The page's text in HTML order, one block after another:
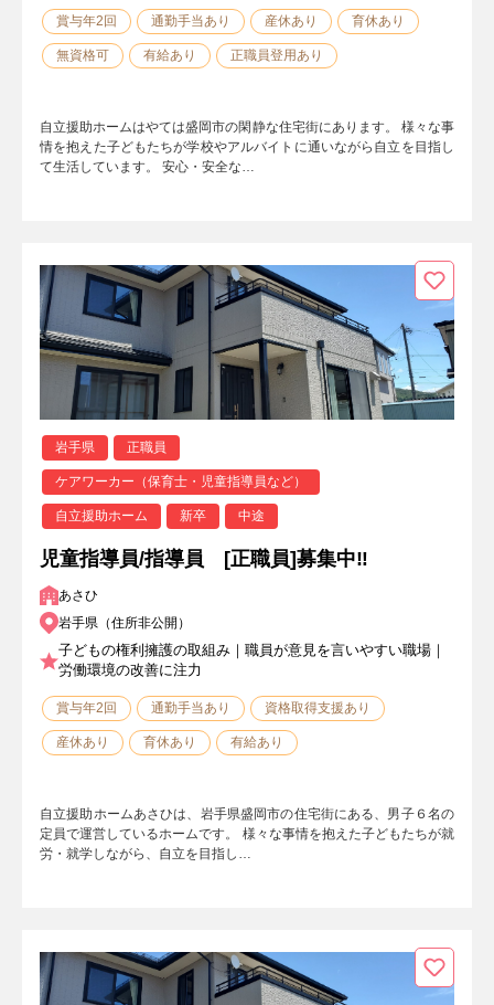
賞与年2回 通勤手当あり 産休あり 育休あり
無資格可 有給あり 正職員登用あり
自立援助ホームはやては盛岡市の閑静な住宅街にあります。 様々な事
情を抱えた子どもたちが学校やアルバイトに通いながら自立を目指し
て生活しています。 安心・安全な…
岩手県 正職員
ケアワーカー（保育士・児童指導員など）
自立援助ホーム 新卒 中途
児童指導員/指導員 [正職員]募集中‼
あさひ
岩手県（住所非公開）
子どもの権利擁護の取組み｜職員が意見を言いやすい職場｜
労働環境の改善に注力
賞与年2回 通勤手当あり 資格取得支援あり
産休あり 育休あり 有給あり
自立援助ホームあさひは、岩手県盛岡市の住宅街にある、男子６名の
定員で運営しているホームです。 様々な事情を抱えた子どもたちが就
労・就学しながら、自立を目指し…